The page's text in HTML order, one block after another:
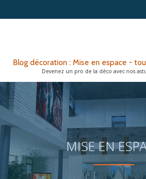
Blog décoration : Mise en espace -
Devenez un pro de la déco avec nos
MISE EN